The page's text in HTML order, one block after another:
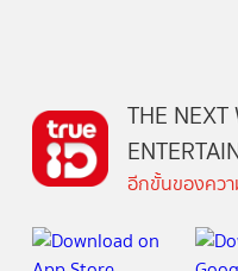
THE
อีกขั้นของคว